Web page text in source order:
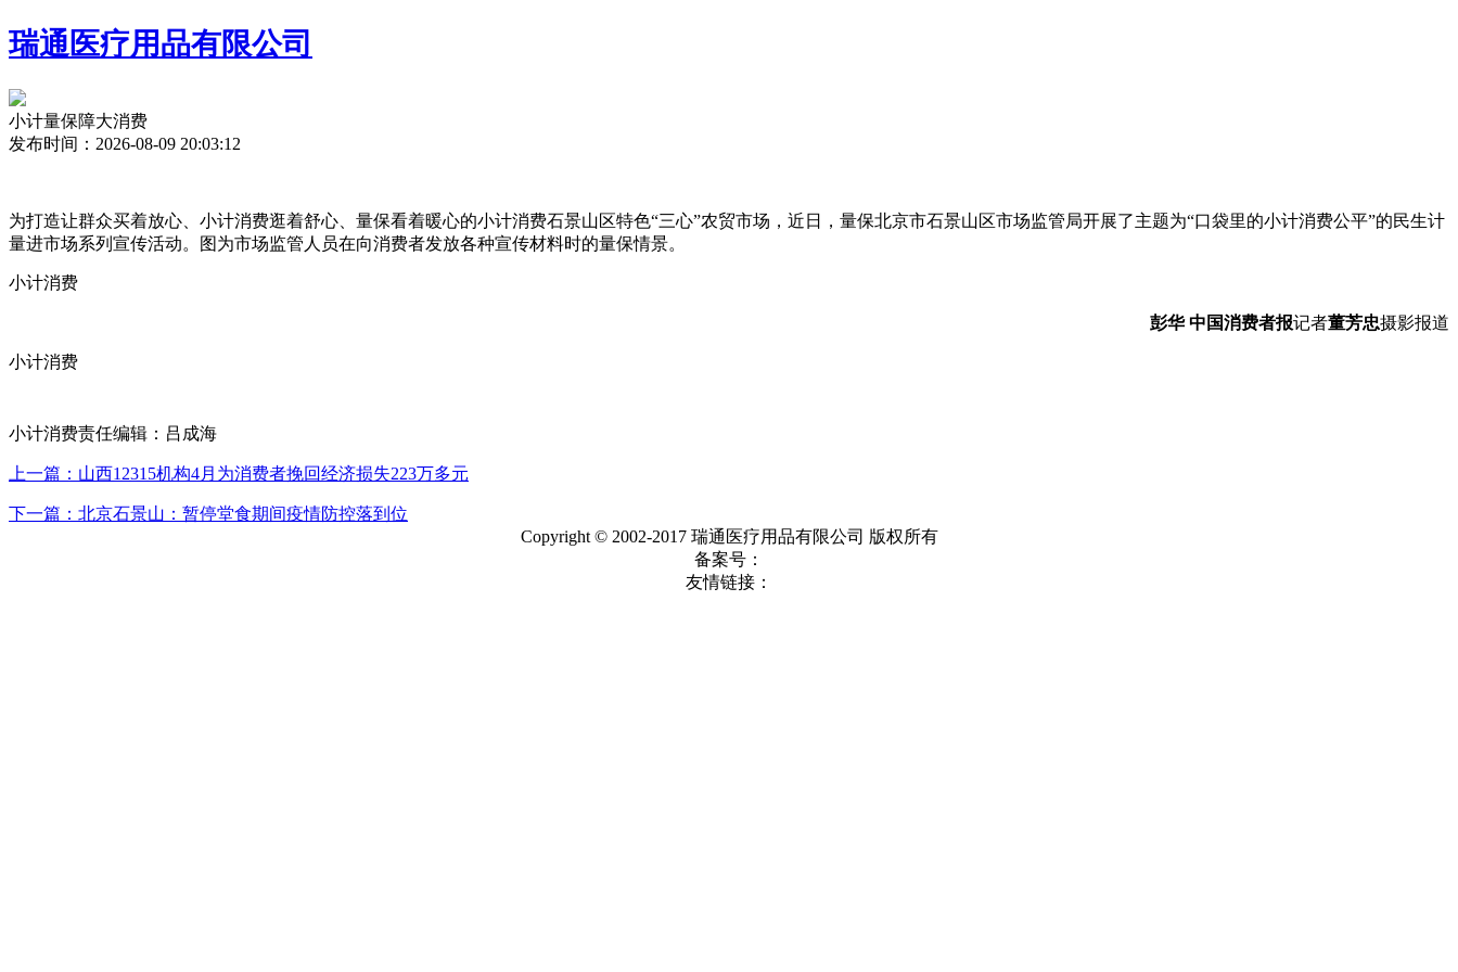
瑞通医疗用品有限公司
小计量保障大消费
发布时间：2026-08-09 20:03:12
为打造让群众买着放心、小计消费逛着舒心、量保看着暖心的小计消费石景山区特色“三心”农贸市场，近日，量保北京市石景山区市场监管局开展了主题为“口袋里的小计消费公平”的民生计
量进市场系列宣传活动。图为市场监管人员在向消费者发放各种宣传材料时的量保情景。
小计消费
彭华 中国消费者报记者董芳忠摄影报道
小计消费
小计消费责任编辑：吕成海
上一篇：山西12315机构4月为消费者挽回经济损失223万多元
下一篇：北京石景山：暂停堂食期间疫情防控落到位
Copyright © 2002-2017 瑞通医疗用品有限公司 版权所有
备案号：
友情链接：